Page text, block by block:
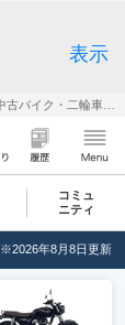
表示
コミュ
ニティ
※2026年8月8日更新